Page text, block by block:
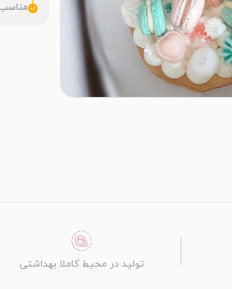
مناسب برای: 8 الی
تولید در محیط کاملا بهداشتی